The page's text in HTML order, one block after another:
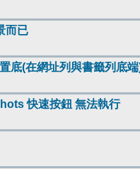
而已
底(在網址列與書籤列底
快速按鈕 無法執行